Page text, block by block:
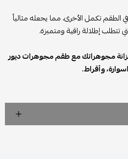
تكمل الأخرى، مما يجعله مثالياً
تتطلب إطلالة راقية ومتميزة.
مجوهراتك مع طقم مجوهرات ديور
وأقراط.